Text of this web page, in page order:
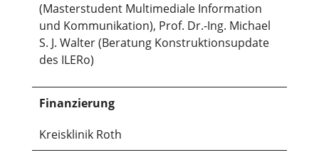
(Masterstudent Multimediale Information
und Kommunikation), Prof. Dr.-Ing. Michael
S. J. Walter (Beratung Konstruktionsupdate
des ILERo)
Finanzierung
Kreisklinik Roth